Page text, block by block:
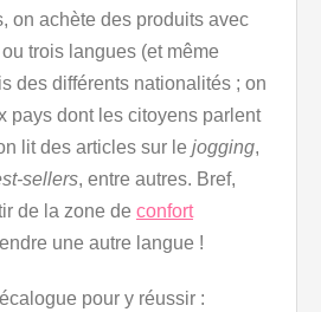
on achète des produits avec
trois langues (et même
des différents nationalités ; on
pays dont les citoyens parlent
lit des articles sur le jogging,
sellers, entre autres. Bref,
de la zone de confort
une autre langue !
pour y réussir :